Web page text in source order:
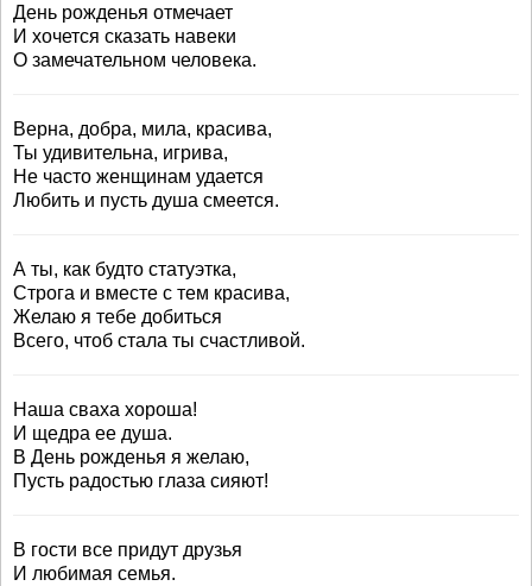
День рожденья отмечает
И хочется сказать навеки
О замечательном человека.
Верна, добра, мила, красива,
Ты удивительна, игрива,
Не часто женщинам удается
Любить и пусть душа смеется.
А ты, как будто статуэтка,
Строга и вместе с тем красива,
Желаю я тебе добиться
Всего, чтоб стала ты счастливой.
Наша сваха хороша!
И щедра ее душа.
В День рожденья я желаю,
Пусть радостью глаза сияют!
В гости все придут друзья
И любимая семья.